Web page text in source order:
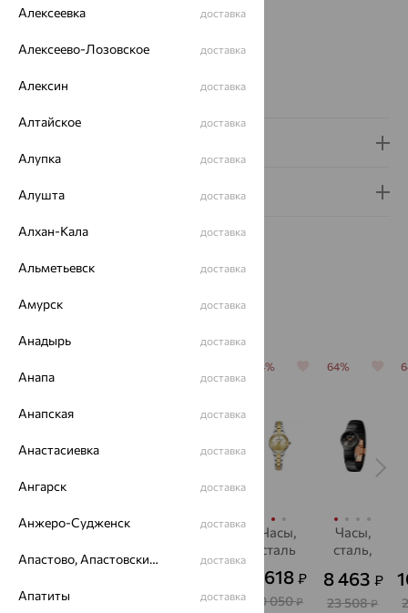
Механизм:TMI (Seiko) Япония
Стекло:минеральное
Коллекция:
Гарантия и возврат
Похожие изделия
Часы,
SOKOLOV
20 956
Часы,
Часы,
9 650₽
64%
Часы,
сталь
3 618₽
10 050₽
64%
Часы,
сталь,
8 463 ₽
23 508₽
Алексеевка доставка
Алексеево-Лозовское доставка
Алексин доставка
Алтайское доставка
Алупка доставка
Алушта доставка
Алхан-Кала доставка
Альметьевск доставка
Амурск доставка
Анадырь доставка
Анапа доставка
Анапская доставка
Анастасиевка доставка
Ангарск доставка
Анжеро-Судженск доставка
Апастово, Апастовский район доставка
Апатиты доставка